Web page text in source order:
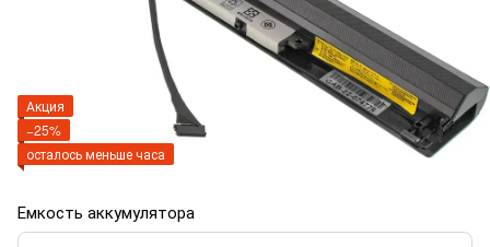
Акция
−25%
осталось меньше часа
Емкость аккумулятора